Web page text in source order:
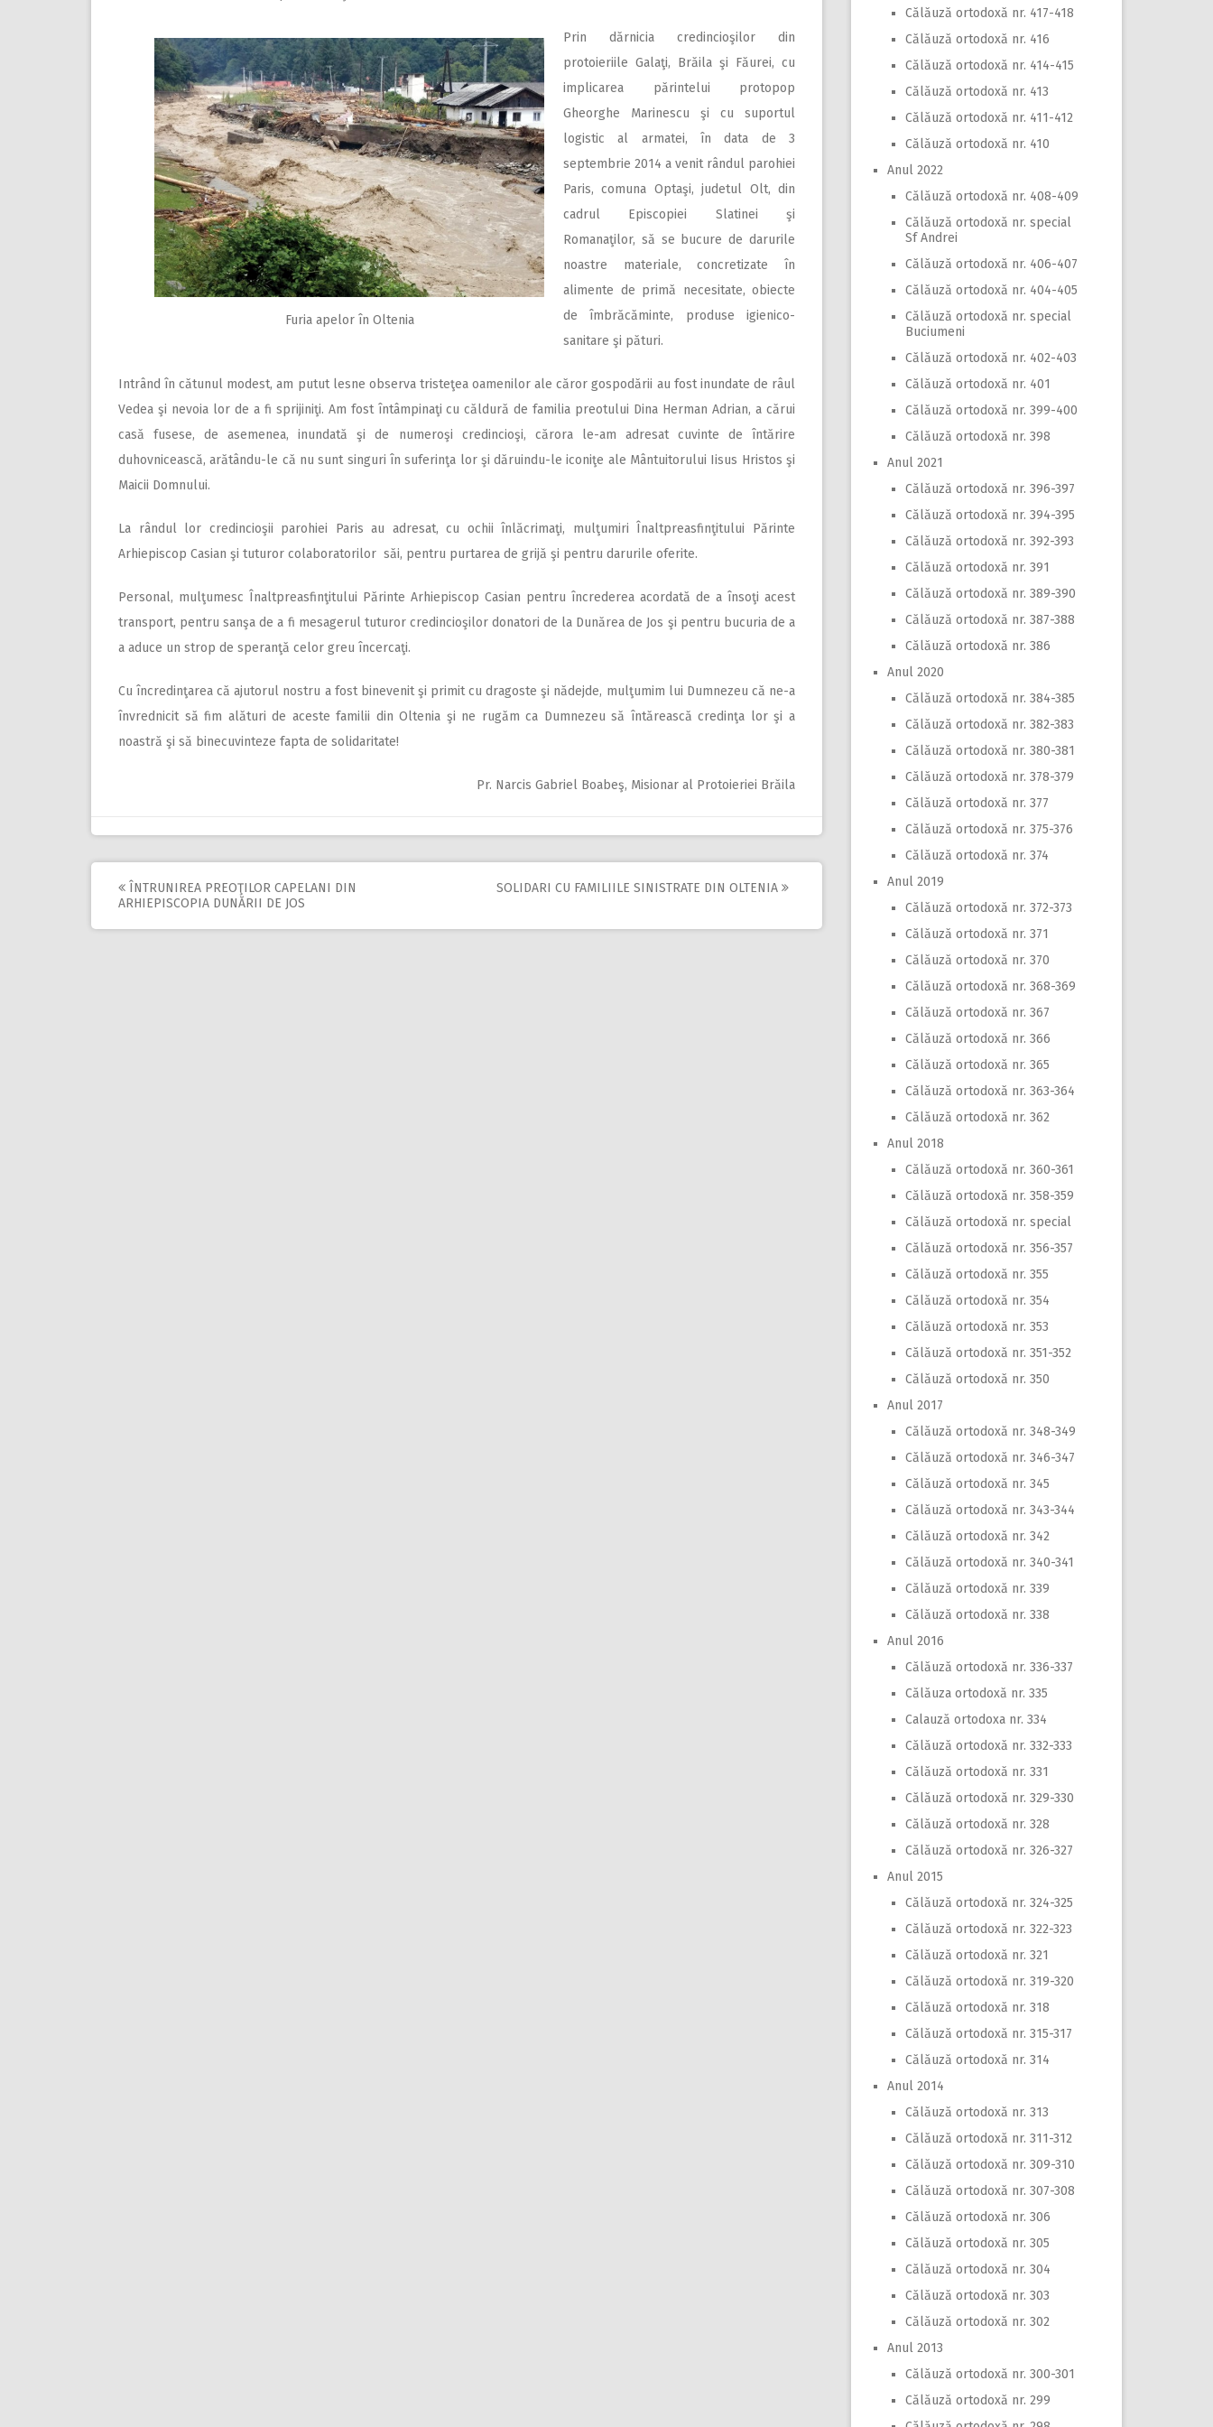
Furia apelor în Oltenia
Prin dărnicia credincioşilor din
protoieriile Galaţi, Brăila şi Făurei, cu
implicarea părintelui protopop
Gheorghe Marinescu şi cu suportul
logistic al armatei, în data de 3
septembrie 2014 a venit rândul parohiei
Paris, comuna Optaşi, judetul Olt, din
cadrul Episcopiei Slatinei şi
Romanaţilor, să se bucure de darurile
noastre materiale, concretizate în
alimente de primă necesitate, obiecte
de îmbrăcăminte, produse igienico-
sanitare şi pături.
Intrând în cătunul modest, am putut lesne observa tristeţea oamenilor ale căror gospodării au fost inundate de râul
Vedea şi nevoia lor de a fi sprijiniţi. Am fost întâmpinaţi cu căldură de familia preotului Dina Herman Adrian, a cărui
casă fusese, de asemenea, inundată şi de numeroşi credincioşi, cărora le-am adresat cuvinte de întărire
duhovnicească, arătându-le că nu sunt singuri în suferinţa lor şi dăruindu-le iconiţe ale Mântuitorului Iisus Hristos şi
Maicii Domnului.
La rândul lor credincioşii parohiei Paris au adresat, cu ochii înlăcrimaţi, mulţumiri Înaltpreasfinţitului Părinte
Arhiepiscop Casian şi tuturor colaboratorilor săi, pentru purtarea de grijă şi pentru darurile oferite.
Personal, mulţumesc Înaltpreasfinţitului Părinte Arhiepiscop Casian pentru încrederea acordată de a însoţi acest
transport, pentru sanşa de a fi mesagerul tuturor credincioşilor donatori de la Dunărea de Jos şi pentru bucuria de a
a aduce un strop de speranţă celor greu încercaţi.
Cu încredinţarea că ajutorul nostru a fost binevenit şi primit cu dragoste şi nădejde, mulţumim lui Dumnezeu că ne-a
învrednicit să fim alături de aceste familii din Oltenia şi ne rugăm ca Dumnezeu să întărească credinţa lor şi a
noastră şi să binecuvinteze fapta de solidaritate!
Pr. Narcis Gabriel Boabeş, Misionar al Protoieriei Brăila
Post
navigation
ÎNTRUNIREA PREOŢILOR CAPELANI DIN
ARHIEPISCOPIA DUNĂRII DE JOS
SOLIDARI CU FAMILIILE SINISTRATE DIN OLTENIA
Călăuză ortodoxă nr. 417-418
Călăuză ortodoxă nr. 416
Călăuză ortodoxă nr. 414-415
Călăuză ortodoxă nr. 413
Călăuză ortodoxă nr. 411-412
Călăuză ortodoxă nr. 410
Anul 2022
Călăuză ortodoxă nr. 408-409
Călăuză ortodoxă nr. special
Sf Andrei
Călăuză ortodoxă nr. 406-407
Călăuză ortodoxă nr. 404-405
Călăuză ortodoxă nr. special
Buciumeni
Călăuză ortodoxă nr. 402-403
Călăuză ortodoxă nr. 401
Călăuză ortodoxă nr. 399-400
Călăuză ortodoxă nr. 398
Anul 2021
Călăuză ortodoxă nr. 396-397
Călăuză ortodoxă nr. 394-395
Călăuză ortodoxă nr. 392-393
Călăuză ortodoxă nr. 391
Călăuză ortodoxă nr. 389-390
Călăuză ortodoxă nr. 387-388
Călăuză ortodoxă nr. 386
Anul 2020
Călăuză ortodoxă nr. 384-385
Călăuză ortodoxă nr. 382-383
Călăuză ortodoxă nr. 380-381
Călăuză ortodoxă nr. 378-379
Călăuză ortodoxă nr. 377
Călăuză ortodoxă nr. 375-376
Călăuză ortodoxă nr. 374
Anul 2019
Călăuză ortodoxă nr. 372-373
Călăuză ortodoxă nr. 371
Călăuză ortodoxă nr. 370
Călăuză ortodoxă nr. 368-369
Călăuză ortodoxă nr. 367
Călăuză ortodoxă nr. 366
Călăuză ortodoxă nr. 365
Călăuză ortodoxă nr. 363-364
Călăuză ortodoxă nr. 362
Anul 2018
Călăuză ortodoxă nr. 360-361
Călăuză ortodoxă nr. 358-359
Călăuză ortodoxă nr. special
Călăuză ortodoxă nr. 356-357
Călăuză ortodoxă nr. 355
Călăuză ortodoxă nr. 354
Călăuză ortodoxă nr. 353
Călăuză ortodoxă nr. 351-352
Călăuză ortodoxă nr. 350
Anul 2017
Călăuză ortodoxă nr. 348-349
Călăuză ortodoxă nr. 346-347
Călăuză ortodoxă nr. 345
Călăuză ortodoxă nr. 343-344
Călăuză ortodoxă nr. 342
Călăuză ortodoxă nr. 340-341
Călăuză ortodoxă nr. 339
Călăuză ortodoxă nr. 338
Anul 2016
Călăuză ortodoxă nr. 336-337
Călăuza ortodoxă nr. 335
Calauză ortodoxa nr. 334
Călăuză ortodoxă nr. 332-333
Călăuză ortodoxă nr. 331
Călăuză ortodoxă nr. 329-330
Călăuză ortodoxă nr. 328
Călăuză ortodoxă nr. 326-327
Anul 2015
Călăuză ortodoxă nr. 324-325
Călăuză ortodoxă nr. 322-323
Călăuză ortodoxă nr. 321
Călăuză ortodoxă nr. 319-320
Călăuză ortodoxă nr. 318
Călăuză ortodoxă nr. 315-317
Călăuză ortodoxă nr. 314
Anul 2014
Călăuză ortodoxă nr. 313
Călăuză ortodoxă nr. 311-312
Călăuză ortodoxă nr. 309-310
Călăuză ortodoxă nr. 307-308
Călăuză ortodoxă nr. 306
Călăuză ortodoxă nr. 305
Călăuză ortodoxă nr. 304
Călăuză ortodoxă nr. 303
Călăuză ortodoxă nr. 302
Anul 2013
Călăuză ortodoxă nr. 300-301
Călăuză ortodoxă nr. 299